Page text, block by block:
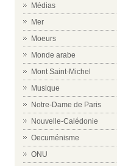
Médias
Mer
Moeurs
Monde arabe
Mont Saint-Michel
Musique
Notre-Dame de Paris
Nouvelle-Calédonie
Oecuménisme
ONU